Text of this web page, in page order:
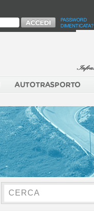
PASSWORD
DIMENTICATA?
AUTOTRASPORTO